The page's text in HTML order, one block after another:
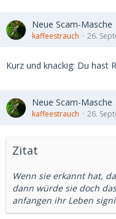
Neue Scam-Masche
kaffeestrauch 26.
Kurz und knackig: Du hast
Neue Scam-Masche
kaffeestrauch 26.
Zitat
Wenn sie erkannt hat,
dann würde sie doch
anfangen ihr Leben